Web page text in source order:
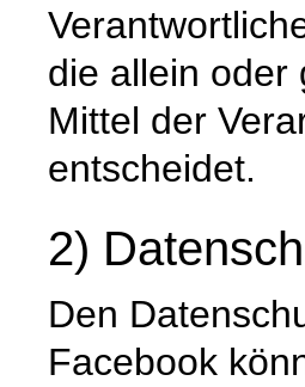
die allein oder
Mittel der
entscheidet.
2)
Den
Facebook